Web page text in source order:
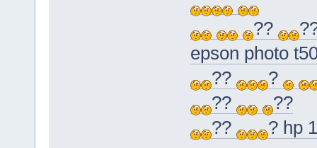
??
epson photo
??
?
??
??
??
? hp